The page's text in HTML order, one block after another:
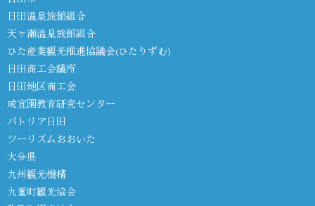
日田温泉旅館組合
天ヶ瀬温泉旅館組合
ひた産業観光推進協議会(ひたりずむ)
日田商工会議所
日田地区商工会
咸宜園教育研究センター
パトリア日田
ツーリズムおおいた
大分県
九州観光機構
九重町観光協会